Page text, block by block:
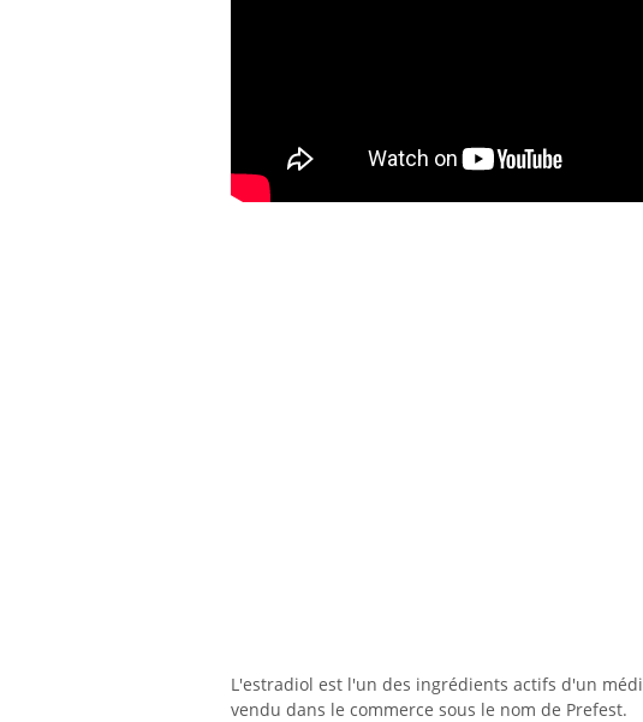
L'estradiol est l'un des ingrédients actifs d'un
vendu dans le commerce sous le nom de Prefest.